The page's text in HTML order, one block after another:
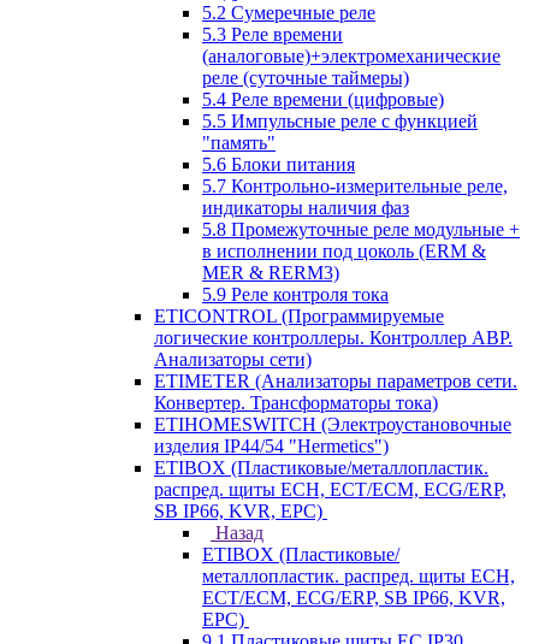
5.2 Сумеречные реле
5.3 Реле времени
(аналоговые)+электромеханические
реле (суточные таймеры)
5.4 Реле времени (цифровые)
5.5 Импульсные реле с функцией
"память"
5.6 Блоки питания
5.7 Контрольно-измерительные реле,
индикаторы наличия фаз
5.8 Промежуточные реле модульные +
в исполнении под цоколь (ERM &
MER & RERM3)
5.9 Реле контроля тока
ETICONTROL (Программируемые
логические контроллеры. Контроллер АВР.
Анализаторы сети)
ETIMETER (Анализаторы параметров сети.
Конвертер. Трансформаторы тока)
ETIHOMESWITCH (Электроустановочные
изделия IP44/54 "Hermetics")
ETIBOX (Пластиковые/металлопластик.
распред. щиты ECH, ECT/ECM, ECG/ERP,
SB IP66, KVR, EPC)
Назад
ETIBOX (Пластиковые/
металлопластик. распред. щиты ECH,
ECT/ECM, ECG/ERP, SB IP66, KVR,
EPC)